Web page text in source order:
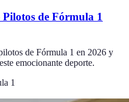
de Fórmula 1
de Fórmula 1 en 2026 y
emocionante deporte.
1